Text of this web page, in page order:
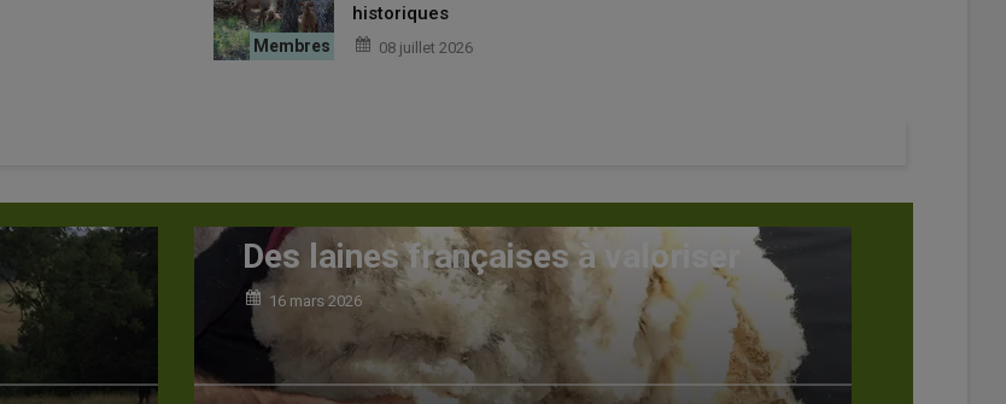
historiques
08 juillet 2026
à valoriser La recette d'un agnelage réussi
06 janvier 2026